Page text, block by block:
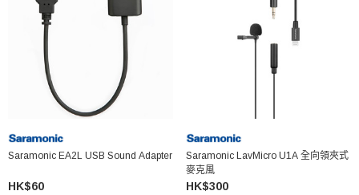
Saramonic EA2L USB Sound Adapter
HK$60
Saramonic LavMicro U1A 全向領夾式
麥克風
HK$300